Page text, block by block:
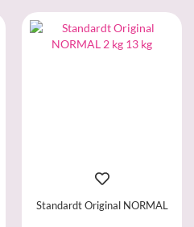
Standardt Original NORMAL